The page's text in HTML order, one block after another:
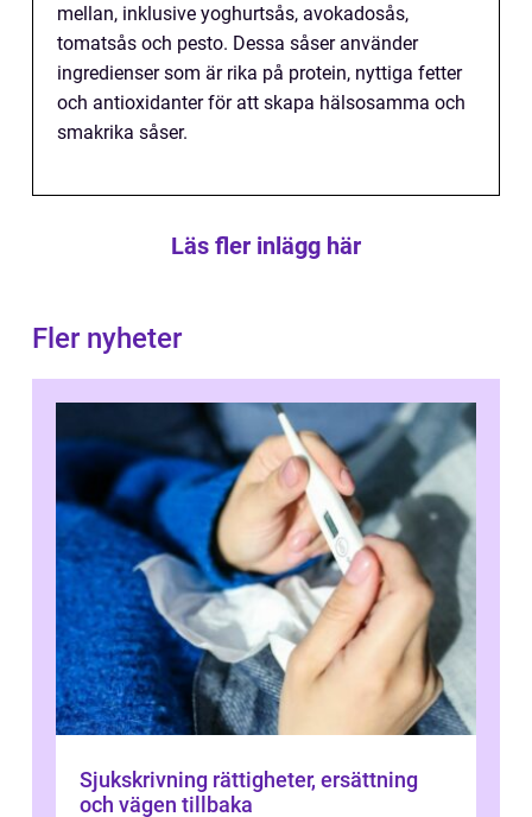
mellan, inklusive yoghurtsås, avokadosås,
tomatsås och pesto. Dessa såser använder
ingredienser som är rika på protein, nyttiga fetter
och antioxidanter för att skapa hälsosamma och
smakrika såser.
Läs fler inlägg här
Fler nyheter
Sjukskrivning rättigheter, ersättning
och vägen tillbaka